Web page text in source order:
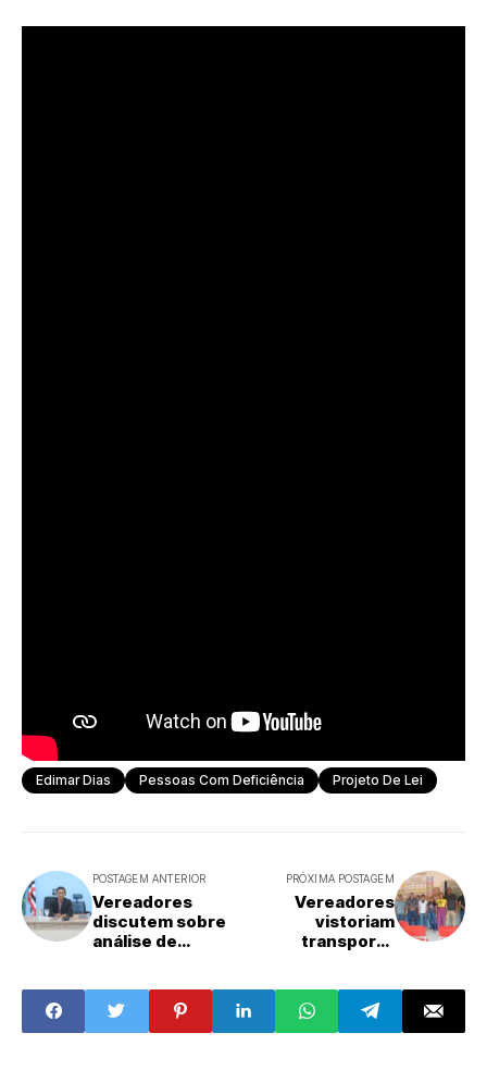
Edimar Dias Pessoas Com Deficiência Projeto De Lei
POSTAGEM ANTERIOR
Vereadores
discutem sobre
análise de
atitude de
secretário
PRÓXIMA POSTAGEM
Vereadores
vistoriam
transporte